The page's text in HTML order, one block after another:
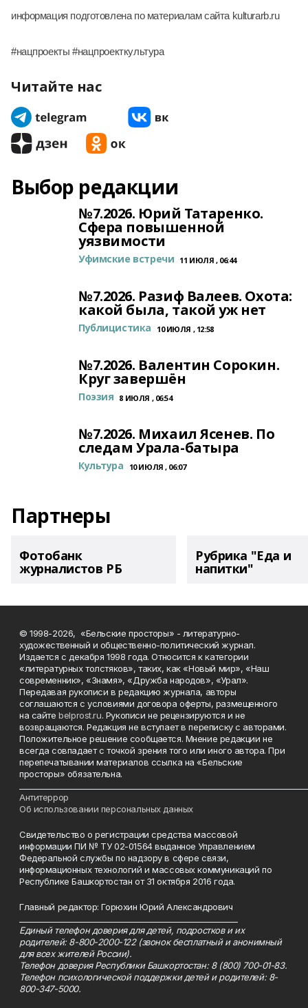
информация подготовлена по материалам сайта kulturarb.ru
#нацпроекты #нацпроекткультура
Читайте нас
Выбор редакции
№7.2026. Юрий Татаренко.
Сфера повышенной
уязвимости
Уфимские встречи 11 ИЮЛЯ , 06:44
№7.2026. Разиф Валеев. Охота:
какой была, такой уж нет
Публицистика 10 ИЮЛЯ , 12:58
№7.2026. Валентин Сорокин.
Круг завершён
Поэзия 8 ИЮЛЯ , 06:54
№7.2026. Михаил Ясенев. По
следам Урала-батыра
Культура 10 ИЮЛЯ , 06:07
Партнеры
Фотобанк
журналистов РБ
Рубрика "Еда и
напитки"
© 1998-2026, «Бельские просторы» - литературно-
художественный и общественно-политический журнал.
Издается с декабря 1998 года. Относится к категории
«литературных толстяков», таких, как «Новый мир», «Наш
современник», «Знамя», «Дружба народов», «Урал».
Передавая рукописи в редакцию журнала, авторы
соглашаются с условиями договора оферты, размещенного
на сайтеbelprost.ru. Рукописи не рецензируются и не
возвращаются. Редакция не вступает в переписку с авторами.
Положительное решение сообщается. Мнение редакции не
всегда совпадает с точкой зрения того или иного автора. При
перепечатывании материалов ссылка на «Бельские
просторы» обязательна.
Антитеррор
Об использовании персональных данных
Свидетельство о регистрации средства массовой
информации ПИ № ТУ 02-01564 выданное Управлением
Федеральной службы по надзору в сфере связи,
информационных технологий и массовых коммуникаций по
Республике Башкортостан от 31 октября 2016 года.
Главный редактор: Горюхин Юрий Александрович
Единый телефон доверия для детей, подростков и их
родителей: 8-800-2000-122 (звонок бесплатный и анонимный
для всех жителей России).
Телефон доверия Республики Башкортостан: 8 (800) 700-01-83.
Телефон психологической поддержки детей и родителей: 8-
800-347-5000.